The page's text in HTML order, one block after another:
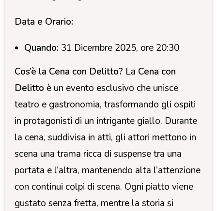
Data e Orario:
Quando: 31 Dicembre 2025, ore 20:30
Cos’è la Cena con Delitto? La Cena con
Delitto è un evento esclusivo che unisce
teatro e gastronomia, trasformando gli ospiti
in protagonisti di un intrigante giallo. Durante
la cena, suddivisa in atti, gli attori mettono in
scena una trama ricca di suspense tra una
portata e l’altra, mantenendo alta l’attenzione
con continui colpi di scena. Ogni piatto viene
gustato senza fretta, mentre la storia si